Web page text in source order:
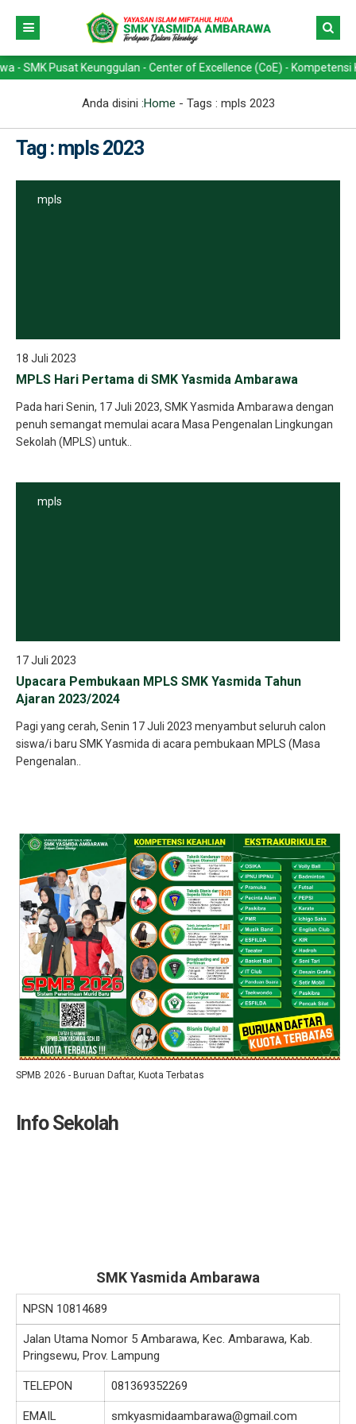
Pusat Keunggulan - Center of Excellence (CoE) - Kompetensi
Anda disini :Home - Tags : mpls 2023
Tag : mpls 2023
mpls
18 Juli 2023
MPLS Hari Pertama di SMK Yasmida Ambarawa
Pada hari Senin, 17 Juli 2023, SMK Yasmida Ambarawa dengan
penuh semangat memulai acara Masa Pengenalan Lingkungan
Sekolah (MPLS) untuk..
mpls
17 Juli 2023
Upacara Pembukaan MPLS SMK Yasmida Tahun
Ajaran 2023/2024
Pagi yang cerah, Senin 17 Juli 2023 menyambut seluruh calon
siswa/i baru SMK Yasmida di acara pembukaan MPLS (Masa
Pengenalan..
SPMB 2026 - Buruan Daftar, Kuota Terbatas
Info Sekolah
SMK Yasmida Ambarawa
NPSN 10814689
Jalan Utama Nomor 5 Ambarawa, Kec. Ambarawa, Kab.
Pringsewu, Prov. Lampung
TELEPON 081369352269
EMAIL smkyasmidaambarawa@gmail.com